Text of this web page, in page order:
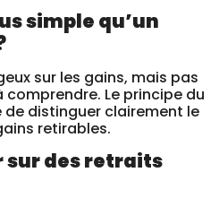
simple qu’un
sur les gains, mais pas
Le principe du
distinguer clairement le
retirables.
des retraits